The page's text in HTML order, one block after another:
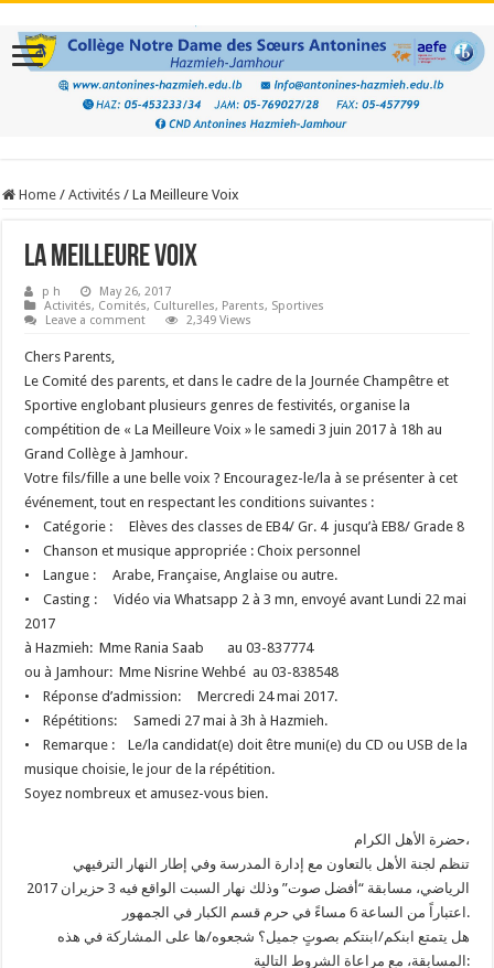
Home / Activités / La Meilleure Voix
La Meilleure Voix
p h
May 26, 2017
Activités, Comités, Culturelles, Parents, Sportives
Leave a comment
2,349 Views
Chers Parents,
Le Comité des parents, et dans le cadre de la Journée Champêtre et
Sportive englobant plusieurs genres de festivités, organise la
compétition de « La Meilleure Voix » le samedi 3 juin 2017 à 18h au
Grand Collège à Jamhour.
Votre fils/fille a une belle voix ? Encouragez-le/la à se présenter à cet
événement, tout en respectant les conditions suivantes :
• Catégorie : Elèves des classes de EB4/ Gr. 4 jusqu’à EB8/ Grade 8
• Chanson et musique appropriée : Choix personnel
• Langue : Arabe, Française, Anglaise ou autre.
• Casting : Vidéo via Whatsapp 2 à 3 mn, envoyé avant Lundi 22 mai
2017
à Hazmieh: Mme Rania Saab au 03-837774
ou à Jamhour: Mme Nisrine Wehbé au 03-838548
• Réponse d’admission: Mercredi 24 mai 2017.
• Répétitions: Samedi 27 mai à 3h à Hazmieh.
• Remarque : Le/la candidat(e) doit être muni(e) du CD ou USB de la
musique choisie, le jour de la répétition.
Soyez nombreux et amusez-vous bien.
حضرة الأهل الكرام،
تنظم لجنة الأهل بالتعاون مع إدارة المدرسة وفي إطار النهار الترفيهي
الرياضي، مسابقة “أفضل صوت” وذلك نهار السبت الواقع فيه 3 حزيران 2017
اعتباراً من الساعة 6 مساءً في حرم قسم الكبار في الجمهور.
هل يتمتع ابنكم/ابنتكم بصوتٍ جميل؟ شجعوه/ها على المشاركة في هذه
المسابقة، مع مراعاة الشروط التالية: